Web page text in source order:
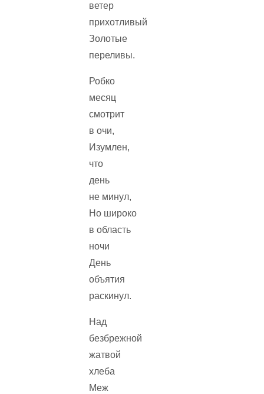
ветер
прихотливый
Золотые
переливы.
Робко
месяц
смотрит
в очи,
Изумлен,
что
день
не минул,
Но широко
в область
ночи
День
объятия
раскинул.
Над
безбрежной
жатвой
хлеба
Меж